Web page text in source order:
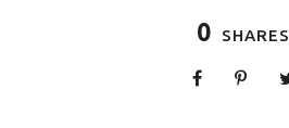
0 SHARES